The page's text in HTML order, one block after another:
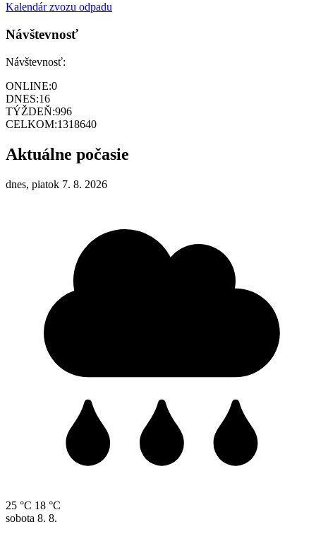
Kalendár zvozu odpadu
Návštevnosť
Návštevnosť:
ONLINE:0
DNES:16
TÝŽDEŇ:996
CELKOM:1318640
Aktuálne počasie
dnes, piatok 7. 8. 2026
25 °C 18 °C
sobota 8. 8.